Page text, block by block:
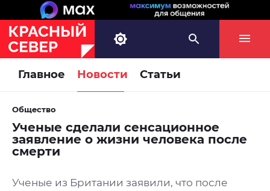
Главное Новости Статьи
Общество
Ученые сделали сенсационное
заявление о жизни человека после
смерти
Ученые из Британии заявили, что после